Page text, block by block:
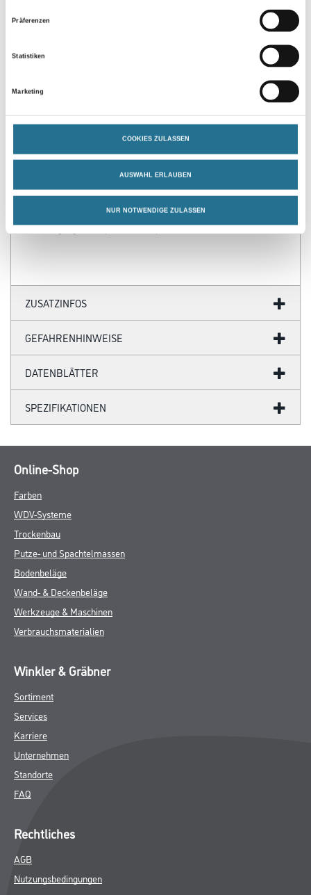
Präferenzen
Statistiken
Marketing
COOKIES ZULASSEN
AUSWAHL ERLAUBEN
NUR NOTWENDIGE ZULASSEN
PRODUKTEIGENSCHAFTEN
Produkteigenschaft
- Konsolleiste (Montagehilfe) auf Anfrage
- Befestigung mit Capatect Dekorprofildübel 677
ZUSATZINFOS
GEFAHRENHINWEISE
DATENBLÄTTER
SPEZIFIKATIONEN
Online-Shop
Farben
WDV-Systeme
Trockenbau
Putze- und Spachtelmassen
Bodenbeläge
Wand- & Deckenbeläge
Werkzeuge & Maschinen
Verbrauchsmaterialien
Winkler & Gräbner
Sortiment
Services
Karriere
Unternehmen
Standorte
FAQ
Rechtliches
AGB
Nutzungsbedingungen